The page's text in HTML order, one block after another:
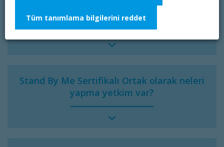
gerçekleştirmeye ne zaman
başlayabilirim?
Stand By Me Sertifikalı Ortak olarak neleri
yapma yetkim var?
Tüm tanımlama bilgilerini reddet